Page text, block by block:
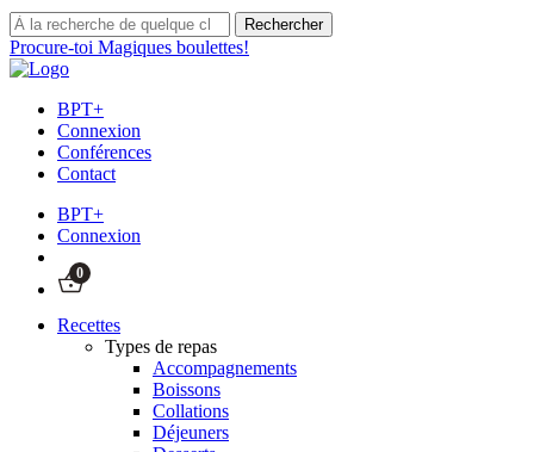
Procure-toi Magiques boulettes!
BPT+
Connexion
Conférences
Contact
BPT+
Connexion
0
Recettes
Types de repas
Accompagnements
Boissons
Collations
Déjeuners